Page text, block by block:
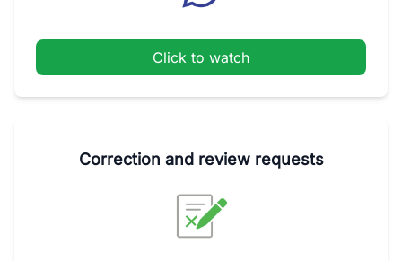
Click to watch
Correction and review requests